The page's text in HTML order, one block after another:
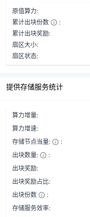
原值算力:
累计出块份数
:
累计出块奖励:
扇区大小:
扇区状态:
提供存储服务统计
算力增量:
算力增速:
存储节点当量:
:
出块数量:
:
出块奖励:
出块奖励占比:
出块份数
:
存储服务效率: